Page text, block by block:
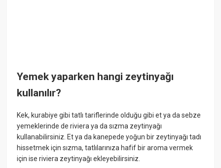
Yemek yaparken hangi zeytinyağı
kullanılır?
Kek, kurabiye gibi tatlı tariflerinde olduğu gibi et ya da sebze
yemeklerinde de riviera ya da sızma zeytinyağı
kullanabilirsiniz. Et ya da kanepede yoğun bir zeytinyağı tadı
hissetmek için sızma, tatlılarınıza hafif bir aroma vermek
için ise riviera zeytinyağı ekleyebilirsiniz.